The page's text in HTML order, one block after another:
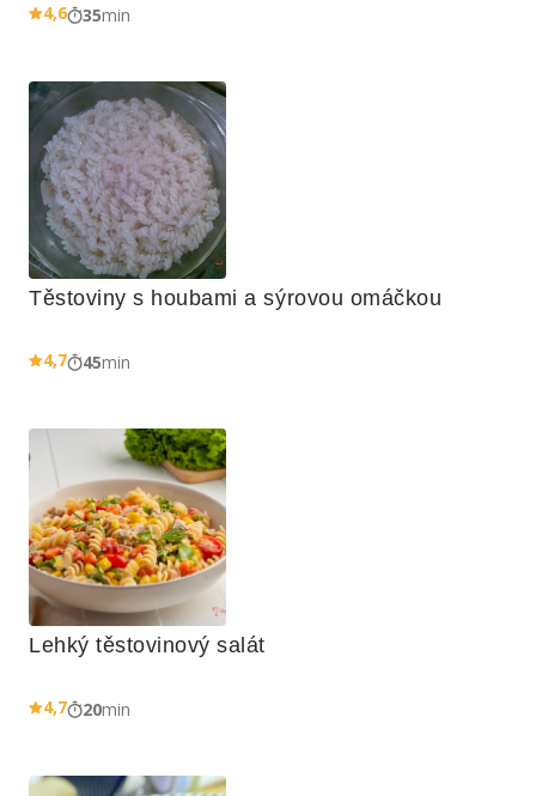
4,6 35min
Těstoviny s houbami a sýrovou omáčkou
4,7 45min
Lehký těstovinový salát
4,7 20min